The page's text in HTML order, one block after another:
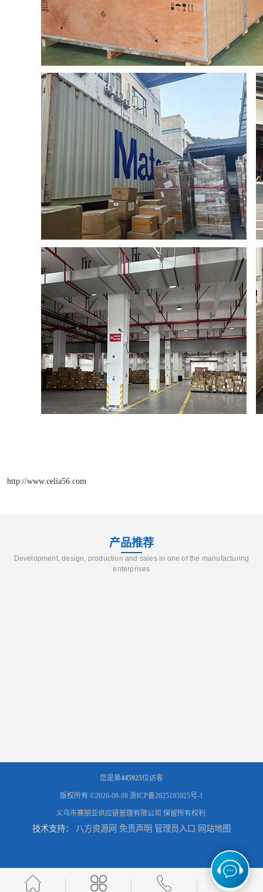
http://www.celia56.com
产品推荐
Development, design, production and sales in one of the manufacturing
enterprises
您是第445925位访客
版权所有 ©2026-08-08 浙ICP备2025185925号-1
义乌市赛丽亚供应链管理有限公司 保留所有权利.
技术支持： 八方资源网 免责声明 管理员入口 网站地图